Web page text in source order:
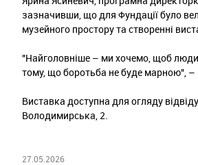
зазначивши, що для Фундації було
музейного простору та створенні
"Найголовніше – ми хочемо, щоб люди,
тому, що боротьба не буде марною", –
Виставка доступна для огляду
Володимирська, 2.
27.05.2026